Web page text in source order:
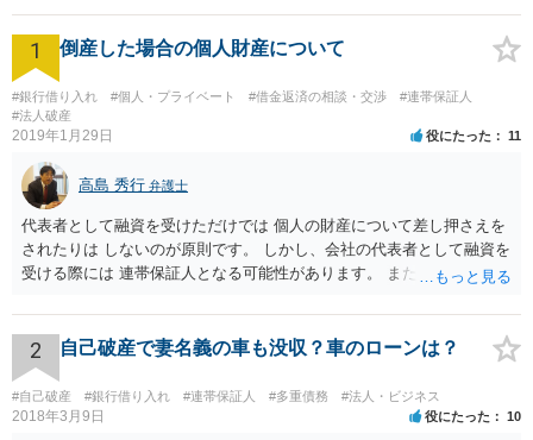
1 倒産した場合の個人財産について
#銀行借り入れ #個人・プライベート #借金返済の相談・交渉
#連帯保証人
#法人破産
2019年1月29日 役にたった 11
高島 秀行 弁護士
代表者として融資を受けただけでは 個人の財産について差し押さえを
されたりは しないのが原則です。 しかし、会社の代表者として融資を
受ける際には 連帯保証人となる可能性があります。 また、返済が厳し
があります。 個人の財産について責任を免れたいのであれば 連帯保証
人にもならず、 返済計画が確実であると言える場合のみ 融資を受ける
ことにする他ないと思います。
2 自己破産で妻名義の車も没収？車のローンは？
#自己破産 #銀行借り入れ #連帯保証人 #多重債務 #法人・ビジネス
2018年3月9日 役にたった 10